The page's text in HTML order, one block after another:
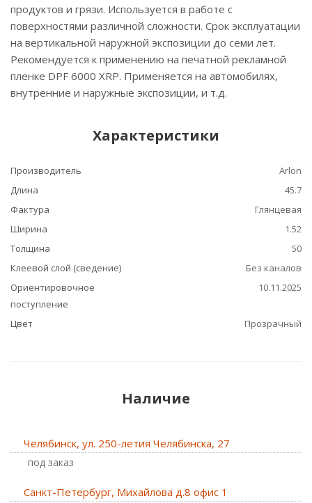
продуктов и грязи. Используется в работе с
поверхностями различной сложности. Срок эксплуатации
на вертикальной наружной экспозиции до семи лет.
Рекомендуется к применению на печатной рекламной
пленке DPF 6000 XRP. Применяется на автомобилях,
внутренние и наружные экспозиции, и т.д.
Характеристики
Производитель
Arlon
Длина
45.7
Фактура
Глянцевая
Ширина
1.52
Толщина
50
Клеевой слой (сведение)
Без каналов
Ориентировочное
поступление
10.11.2025
Цвет Прозрачный
Наличие
Челябинск, ул. 250-летия Челябинска, 27
Под заказ
Санкт-Петербург, Михайлова д.8 офис 1